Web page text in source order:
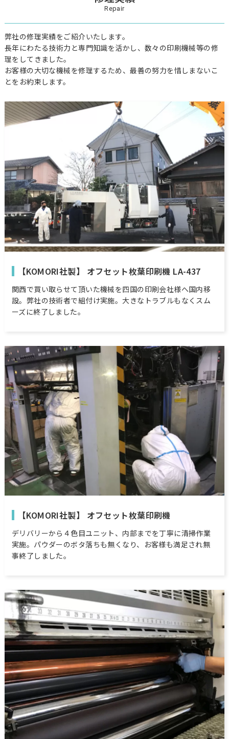
Repair
弊社の修理実績をご紹介いたします。
長年にわたる技術力と専門知識を活かし、数々の印刷機械等の修
理をしてきました。
お客様の大切な機械を修理するため、最善の努力を惜しまないこ
とをお約束します。
【KOMORI社製】 オフセット枚葉印刷機 LA-437
関西で買い取らせて頂いた機械を四国の印刷会社様へ国内移
設。弊社の技術者で組付け実施。大きなトラブルもなくスム
ーズに終了しました。
【KOMORI社製】 オフセット枚葉印刷機
デリバリーから４色目ユニット、内部までを丁寧に清掃作業
実施。パウダーのボタ落ちも無くなり、お客様も満足され無
事終了しました。